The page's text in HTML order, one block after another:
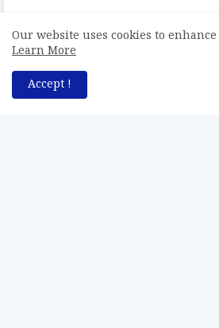
Our website uses cookies to
Learn More
Accept !